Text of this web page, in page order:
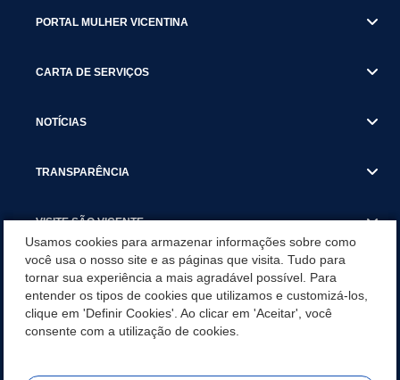
PORTAL MULHER VICENTINA
CARTA DE SERVIÇOS
NOTÍCIAS
TRANSPARÊNCIA
VISITE SÃO VICENTE
SÃO VICENTE REFORÇA REDE DE PROTEÇÃO ÀS MULHERES
DURANTE O AGOSTO LILÁS COM AÇÕES DE
CONSCIENTIZAÇÃO E ACOLHIMENTO
Usamos cookies para armazenar informações sobre como
você usa o nosso site e as páginas que visita. Tudo para
tornar sua experiência a mais agradável possível. Para
entender os tipos de cookies que utilizamos e customizá-los,
clique em 'Definir Cookies'. Ao clicar em 'Aceitar', você
consente com a utilização de cookies.